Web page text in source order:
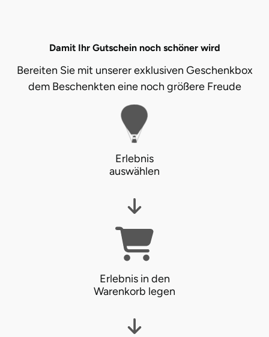
Damit Ihr Gutschein noch schöner wird
Bereiten Sie mit unserer exklusiven Geschenkbox
dem Beschenkten eine noch größere Freude
Erlebnis
auswählen
Erlebnis in den
Warenkorb legen
Landshut